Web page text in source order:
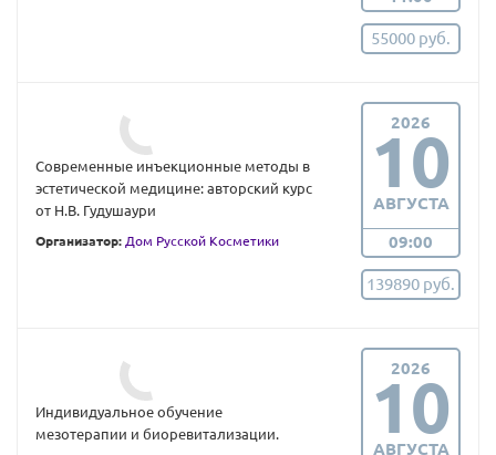
55000 руб.
Современные инъекционные методы в
эстетической медицине: авторский курс
от Н.В. Гудушаури
Организатор: Дом Русской Косметики
2026
10
АВГУСТА
09:00
139890 руб.
Индивидуальное обучение
мезотерапии и биоревитализации.
2026
10
АВГУСТА